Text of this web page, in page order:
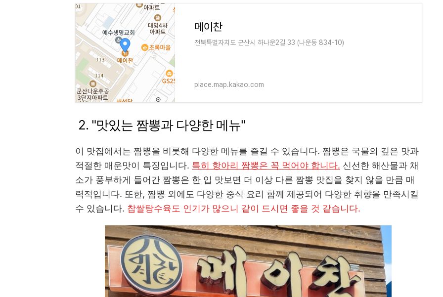
메이찬
전북특별자치도 군산시 하나운2길 33 (나운동 834-10)
place.map.kakao.com
2. "맛있는 짬뽕과 다양한 메뉴"
이 맛집에서는 짬뽕을 비롯해 다양한 메뉴를 즐길 수 있습니다. 짬뽕은 국물의 깊은 맛과
적절한 매운맛이 특징입니다. 특히 항아리 짬뽕은 꼭 먹어야 합니다. 신선한 해산물과 채
소가 풍부하게 들어간 짬뽕은 한 입 맛보면 더 이상 다른 짬뽕 맛집을 찾지 않을 만큼 매
력적입니다. 또한, 짬뽕 외에도 다양한 중식 요리 함께 제공되어 다양한 취향을 만족시킬
수 있습니다. 찹쌀탕수육도 인기가 많으니 같이 드시면 좋을 것 같습니다.